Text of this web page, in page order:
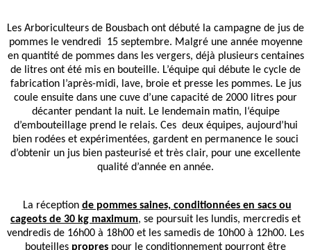
Les Arboriculteurs de Bousbach ont débuté la campagne de jus de
pommes le vendredi
15 septembre. Malgré une année moyenne
en quantité de pommes dans les vergers, déjà plusieurs centaines
de litres ont été mis en bouteille. L’équipe qui débute le cycle de
fabrication l’après-midi, lave, broie et presse les pommes. Le jus
coule ensuite dans une cuve d’une capacité de 2000 litres pour
décanter pendant la nuit. Le lendemain matin, l‘équipe
d’embouteillage prend le relais. Ces deux équipes, aujourd’hui
bien rodées et expérimentées, gardent en permanence le souci
d’obtenir un jus bien pasteurisé et très clair, pour une excellente
qualité d’année en année.
La réception de pommes saines, conditionnées en sacs ou
cageots de 30 kg maximum, se poursuit les lundis, mercredis et
vendredis de 16h00 à 18h00 et les samedis de 10h00 à 12h00. Les
bouteilles propres pour le conditionnement pourront être